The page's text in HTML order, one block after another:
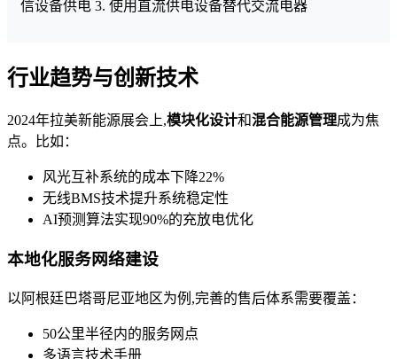
信设备供电 3. 使用直流供电设备替代交流电器
行业趋势与创新技术
2024年拉美新能源展会上,模块化设计和混合能源管理成为焦
点。比如：
风光互补系统的成本下降22%
无线BMS技术提升系统稳定性
AI预测算法实现90%的充放电优化
本地化服务网络建设
以阿根廷巴塔哥尼亚地区为例,完善的售后体系需要覆盖：
50公里半径内的服务网点
多语言技术手册